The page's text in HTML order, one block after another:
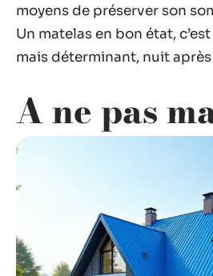
moyens de préserver son
Un matelas en bon état,
mais déterminant, nuit
A ne pas